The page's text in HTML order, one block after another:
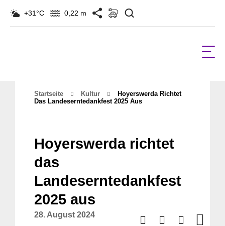
+31°C 0,22 m
Startseite Kultur
Hoyerswerda Richtet
Das Landeserntedankfest 2025 Aus
Hoyerswerda richtet
das
Landeserntedankfest
2025 aus
28. August 2024